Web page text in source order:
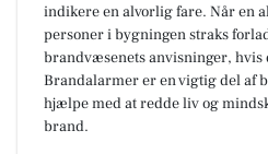
indikere en alvorlig fare. Når en
personer i bygningen straks
brandvæsenets anvisninger, hvis
Brandalarmer er en vigtig del af
hjælpe med at redde liv og
brand.